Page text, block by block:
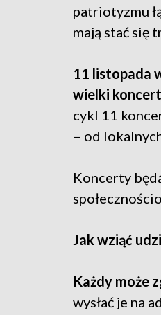
patriotyzmu
mają stać się
11 listopada
wielki
cykl 11
– od
Koncerty
Jak wziąć
Każdy może
wysłać je na